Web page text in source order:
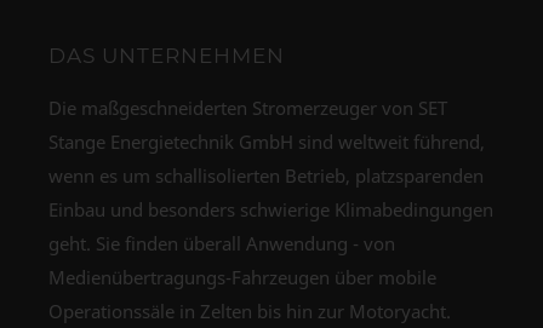
DAS UNTERNEHMEN
Die maßgeschneiderten Stromerzeuger von SET
Stange Energietechnik GmbH sind weltweit führend,
wenn es um schallisolierten Betrieb, platzsparenden
Einbau und besonders schwierige Klimabedingungen
geht. Sie finden überall Anwendung - von
Medienübertragungs-Fahrzeugen über mobile
Operationssäle in Zelten bis hin zur Motoryacht.